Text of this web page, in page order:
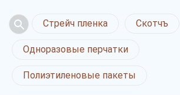
Стрейч пленка Скотчъ
Одноразовые перчатки
Полиэтиленовые пакеты